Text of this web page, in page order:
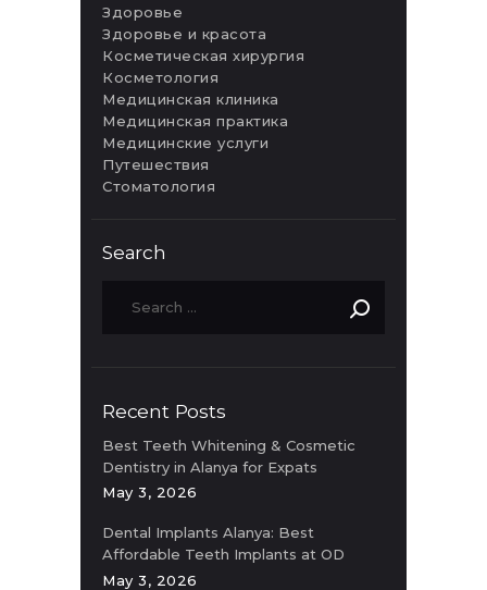
Здоровье
Здоровье и красота
Косметическая хирургия
Косметология
Медицинская клиника
Медицинская практика
Медицинские услуги
Путешествия
Стоматология
Search
Recent Posts
Best Teeth Whitening & Cosmetic
Dentistry in Alanya for Expats
May 3, 2026
Dental Implants Alanya: Best
Affordable Teeth Implants at OD
Clinic
May 3, 2026